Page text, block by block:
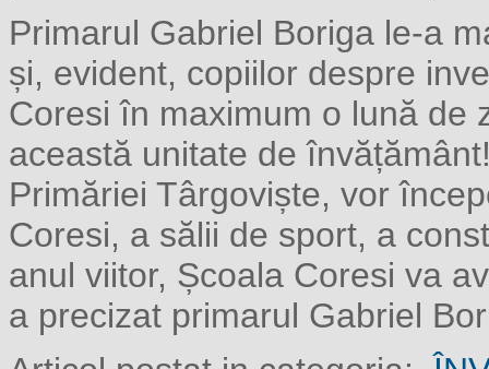
Primarul Gabriel Boriga le-a
și, evident, copiilor despre
Coresi în maximum o lună de
această unitate de
Primăriei Târgoviște, vor
Coresi, a sălii de sport, a
anul viitor, Școala Coresi va
a precizat primarul Gabriel